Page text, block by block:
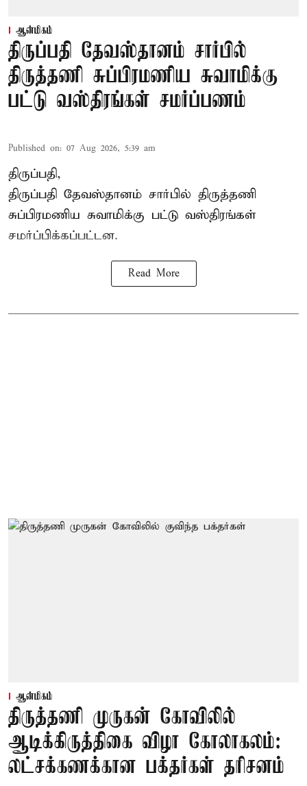
ஆன்மிகம்
திருப்பதி தேவஸ்தானம் சார்பில்
திருத்தணி சுப்பிரமணிய சுவாமிக்கு
பட்டு வஸ்திரங்கள் சமர்ப்பணம்
Published on: 07 Aug 2026, 5:39 am
திருப்பதி,
திருப்பதி தேவஸ்தானம் சார்பில் திருத்தணி
சுப்பிரமணிய சுவாமிக்கு பட்டு வஸ்திரங்கள்
சமர்ப்பிக்கப்பட்டன.
Read More
ஆன்மிகம்
திருத்தணி முருகன் கோவிலில்
ஆடிக்கிருத்திகை விழா கோலாகலம்:
லட்சக்கணக்கான பக்தர்கள் தரிசனம்